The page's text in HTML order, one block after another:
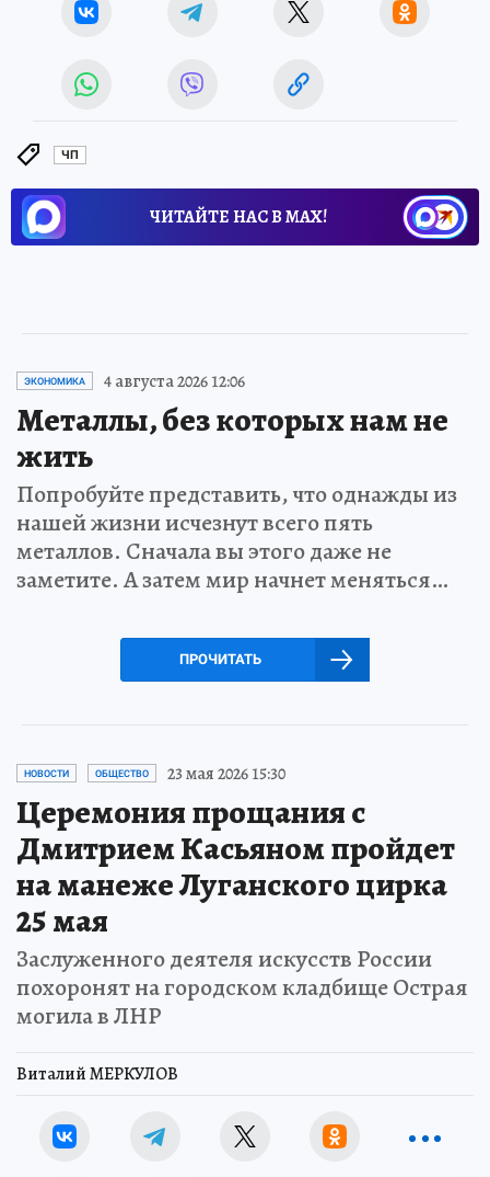
ЧП
ЧИТАЙТЕ НАС В МАХ!
ЭКОНОМИКА 4 августа 2026 12:06
Металлы, без которых нам не
жить
Попробуйте представить, что однажды из
нашей жизни исчезнут всего пять
металлов. Сначала вы этого даже не
заметите. А затем мир начнет меняться…
ПРОЧИТАТЬ
НОВОСТИ ОБЩЕСТВО 23 мая 2026 15:30
Церемония прощания с
Дмитрием Касьяном пройдет
на манеже Луганского цирка
25 мая
Заслуженного деятеля искусств России
похоронят на городском кладбище Острая
могила в ЛНР
Виталий МЕРКУЛОВ